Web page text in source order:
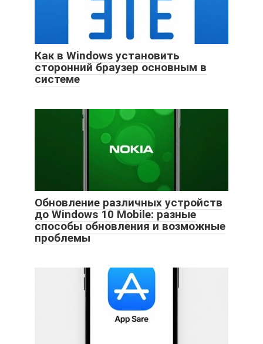
Как в Windows установить
сторонний браузер основным в
системе
Обновление различных устройств
до Windows 10 Mobile: разные
способы обновления и возможные
проблемы